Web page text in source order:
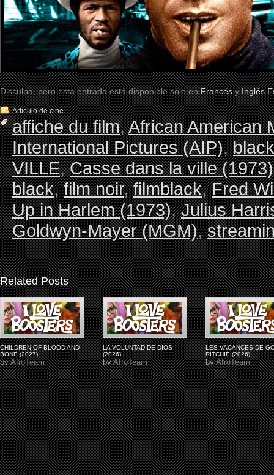
Disculpa, pero esta entrada está disponible sólo enFrancésyInglés
Artículo de cine
affiche du film,African American
International Pictures (AIP),
VILLE,Casse dans la ville (1973)
black,film noir,filmblack,Fred
Up in Harlem (1973),Julius
Goldwyn-Mayer (MGM),
Related Posts
CHILDREN OF BLOOD AND
BONE (2027)
byAfroTeam
LA VOLUNTAD DE DIOS
(2026)
byAfroTeam
LES VACANCES DE
RITCHIE (2026)
byAfroTeam